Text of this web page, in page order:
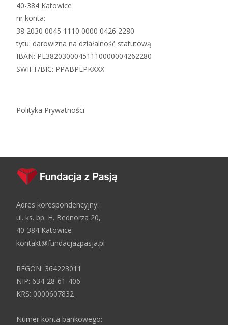
40-384 Katowice
nr konta:
38 2030 0045 1110 0000 0426 2280
tytu: darowizna na działalność statutową
IBAN: PL38203000451110000004262280
SWIFT/BIC: PPABPLPKXXX
Polityka Prywatności
Adres korespondencyjny:
ul. ks. bp. H. Bednorza 20,
40-384 Katowice
kontakt@fundacjazpasja.pl
REGON: 364223011
NIP: 634-28-61-406
KRS: 0000607832
Numer konta bankowego: